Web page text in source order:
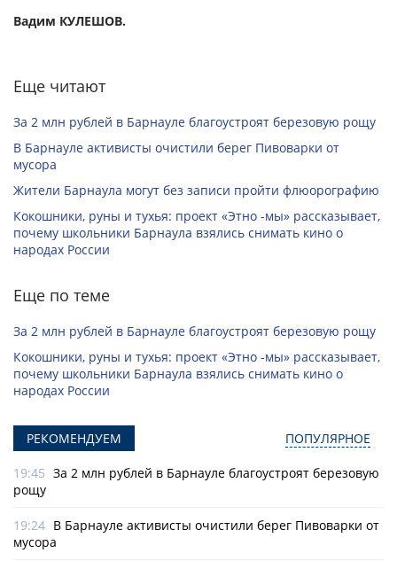
Вадим КУЛЕШОВ.
Еще читают
За 2 млн рублей в Барнауле благоустроят березовую рощу
В Барнауле активисты очистили берег Пивоварки от
мусора
Жители Барнаула могут без записи пройти флюорографию
Кокошники, руны и тухья: проект «Этно -мы» рассказывает,
почему школьники Барнаула взялись снимать кино о
народах России
Еще по теме
За 2 млн рублей в Барнауле благоустроят березовую рощу
Кокошники, руны и тухья: проект «Этно -мы» рассказывает,
почему школьники Барнаула взялись снимать кино о
народах России
РЕКОМЕНДУЕМ ПОПУЛЯРНОЕ
19:45 За 2 млн рублей в Барнауле благоустроят березовую
рощу
19:24 В Барнауле активисты очистили берег Пивоварки от
мусора